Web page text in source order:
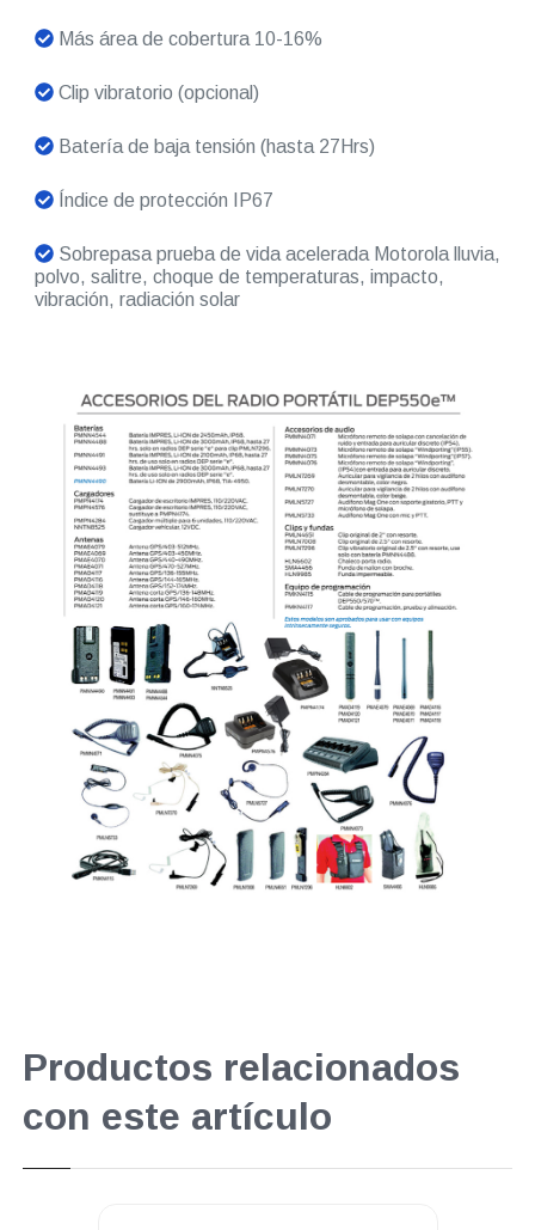
Más área de cobertura 10-16%
Clip vibratorio (opcional)
Batería de baja tensión (hasta 27Hrs)
Índice de protección IP67
Sobrepasa prueba de vida acelerada Motorola lluvia,
polvo, salitre, choque de temperaturas, impacto,
vibración, radiación solar
Productos relacionados
con este artículo